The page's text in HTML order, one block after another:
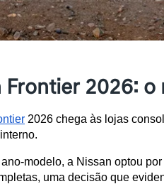
Frontier 2026:
2026 chega às lojas
modelo, a Nissan optou
uma decisão que